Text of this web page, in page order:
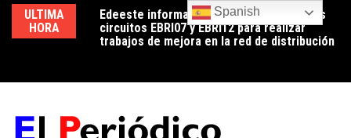
Skip
content
ULTIMA
HORA
Edeeste informa apertura temporal de los
circuitos EBRI07 y EBRI12 para realizar
trabajos de mejora en la red de distribución
Edeeste exhorta a sus clientes a hacer un
uso eficiente de la energía para controlar el
consumo durante la temporada de calor
Spanish